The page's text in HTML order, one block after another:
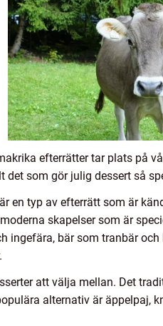
efterrätter tar plats på
som gör julig dessert så
en typ av efterrätt som är
skapelser som är
ingefära, bär som tranbär
att välja mellan. Det
alternativ är äppelpaj,